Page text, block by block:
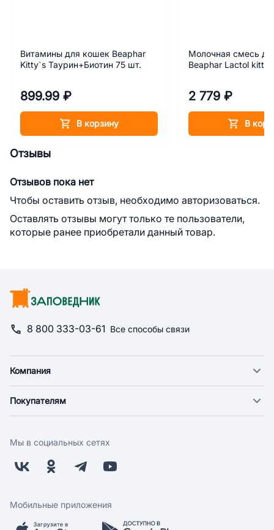
Витамины для кошек Beaphar
Kitty`s Таурин+Биотин 75 шт.
899.99 ₽
В корзину
Молочная смесь
Beaphar Lactol kitty
2 779 ₽
В
Отзывы
Отзывов пока нет
Чтобы оставить отзыв, необходимо авторизоваться.
Оставлять отзывы могут только те пользователи,
которые ранее приобретали данный товар.
8 800 333-03-61 Все способы связи
Компания
Новости
Поставщикам
Заводчикам
Обратная связь
Покупателям
Оплата
Бонусная программа
Скидки и акции
Мы в социальных сетях
Мобильные приложения